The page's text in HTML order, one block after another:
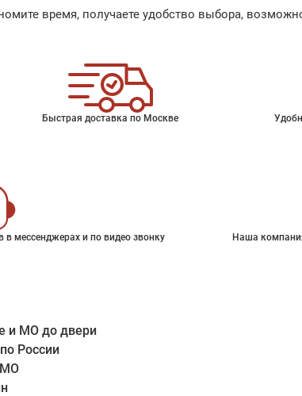
время, получаете удобство выбора,
Быстрая доставка по Москве
мессенджерах и по видео звонку
Наша
и МО до двери
России
МО